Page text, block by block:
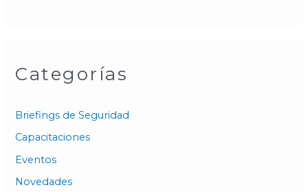
Categorías
Briefings de Seguridad
Capacitaciones
Eventos
Novedades